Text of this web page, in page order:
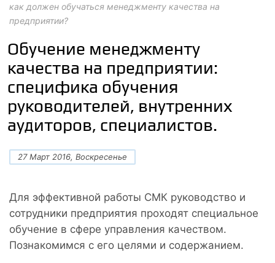
как должен обучаться менеджменту качества на
предприятии?
Обучение менеджменту
качества на предприятии:
специфика обучения
руководителей, внутренних
аудиторов, специалистов.
27 Март 2016, Воскресенье
Для эффективной работы СМК руководство и
сотрудники предприятия проходят специальное
обучение в сфере управления качеством.
Познакомимся с его целями и содержанием.